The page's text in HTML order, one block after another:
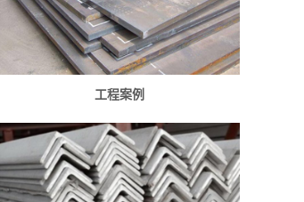
工程案例